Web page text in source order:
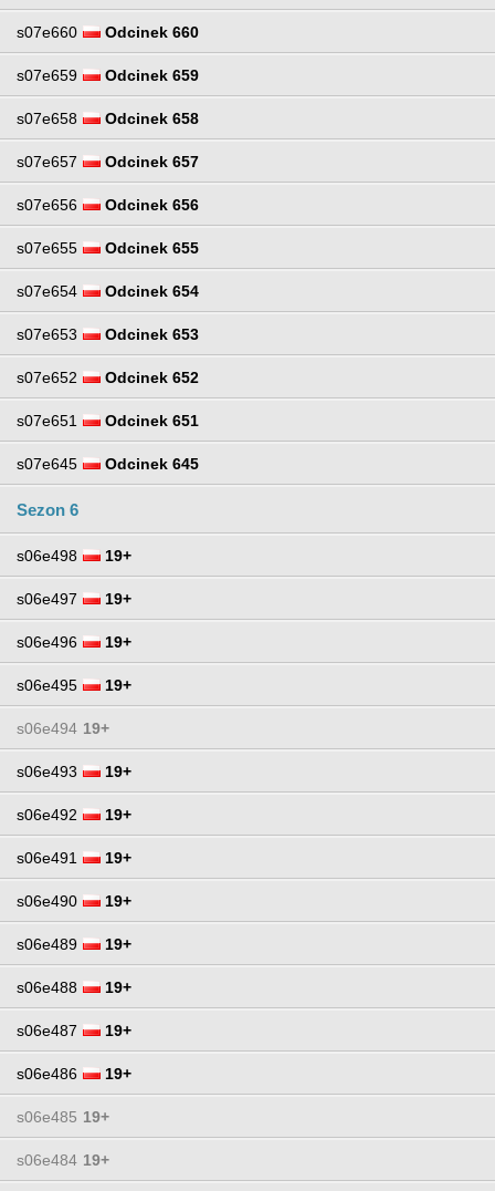
s07e660 Odcinek 660
s07e659 Odcinek 659
s07e658 Odcinek 658
s07e657 Odcinek 657
s07e656 Odcinek 656
s07e655 Odcinek 655
s07e654 Odcinek 654
s07e653 Odcinek 653
s07e652 Odcinek 652
s07e651 Odcinek 651
s07e645 Odcinek 645
Sezon 6
s06e498 19+
s06e497 19+
s06e496 19+
s06e495 19+
s06e494 19+
s06e493 19+
s06e492 19+
s06e491 19+
s06e490 19+
s06e489 19+
s06e488 19+
s06e487 19+
s06e486 19+
s06e485 19+
s06e484 19+